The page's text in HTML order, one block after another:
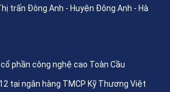
trấn Đông Anh - Huyện Đông Anh - Hà
phần công nghệ cao Toàn Cầu
tại ngân hàng TMCP Kỹ Thương Việt